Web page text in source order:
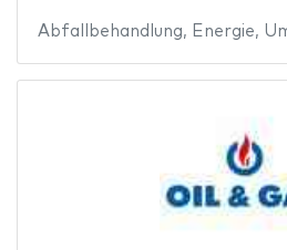
Abfallbehandlung, Energie,